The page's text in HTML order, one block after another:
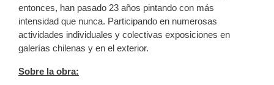
entonces, han pasado 23 años pintando con más
intensidad que nunca. Participando en numerosas
actividades individuales y colectivas exposiciones en
galerías chilenas y en el exterior.
Sobre la obra: